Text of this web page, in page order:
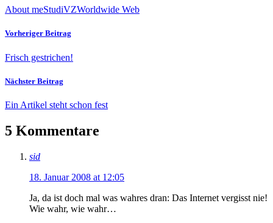
About meStudiVZWorldwide Web
Vorheriger Beitrag
Frisch gestrichen!
Nächster Beitrag
Ein Artikel steht schon fest
5 Kommentare
sid
18. Januar 2008 at 12:05
Ja, da ist doch mal was wahres dran: Das Internet vergisst nie!
Wie wahr, wie wahr…